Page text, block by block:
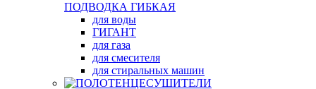
ПОДВОДКА ГИБКАЯ
для воды
ГИГАНТ
для газа
для смесителя
для стиральных машин